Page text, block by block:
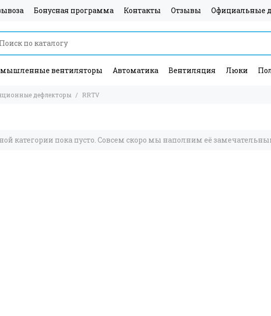
Бонусная программа Контакты Отзывы Официальные
вентиляторы Автоматика Вентиляция Люки
дефлекторы RRTV
категории пока пусто. Совсем скоро мы наполним её